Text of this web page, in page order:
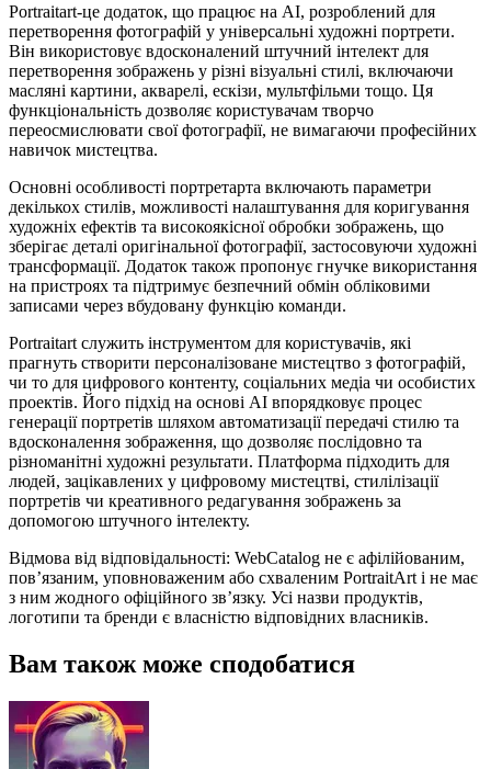
Portraitart-це додаток, що працює на AI, розроблений для
перетворення фотографій у універсальні художні портрети.
Він використовує вдосконалений штучний інтелект для
перетворення зображень у різні візуальні стилі, включаючи
масляні картини, акварелі, ескізи, мультфільми тощо. Ця
функціональність дозволяє користувачам творчо
переосмислювати свої фотографії, не вимагаючи професійних
навичок мистецтва.
Основні особливості портретарта включають параметри
декількох стилів, можливості налаштування для коригування
художніх ефектів та високоякісної обробки зображень, що
зберігає деталі оригінальної фотографії, застосовуючи художні
трансформації. Додаток також пропонує гнучке використання
на пристроях та підтримує безпечний обмін обліковими
записами через вбудовану функцію команди.
Portraitart служить інструментом для користувачів, які
прагнуть створити персоналізоване мистецтво з фотографій,
чи то для цифрового контенту, соціальних медіа чи особистих
проектів. Його підхід на основі AI впорядковує процес
генерації портретів шляхом автоматизації передачі стилю та
вдосконалення зображення, що дозволяє послідовно та
різноманітні художні результати. Платформа підходить для
людей, зацікавлених у цифровому мистецтві, стилілізації
портретів чи креативного редагування зображень за
допомогою штучного інтелекту.
Відмова від відповідальності: WebCatalog не є афілійованим,
пов’язаним, уповноваженим або схваленим PortraitArt і не має
з ним жодного офіційного зв’язку. Усі назви продуктів,
логотипи та бренди є власністю відповідних власників.
Вам також може сподобатися